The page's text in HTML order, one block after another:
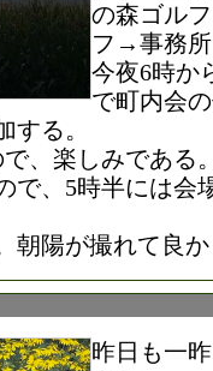
の森ゴル
フ→事務
今夜6時か
で町内会
する。
、楽しみである
で、5時半には会
朝陽が撮れて良
昨日も一